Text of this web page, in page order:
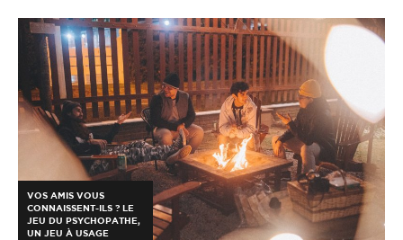
VOS AMIS VOUS
CONNAISSENT-ILS ? LE
JEU DU PSYCHOPATHE,
UN JEU À USAGE